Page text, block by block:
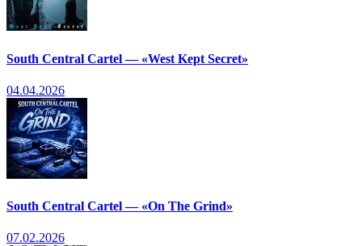
South Central Cartel — «West Kept Secret»
04.04.2026
South Central Cartel — «On The Grind»
07.02.2026